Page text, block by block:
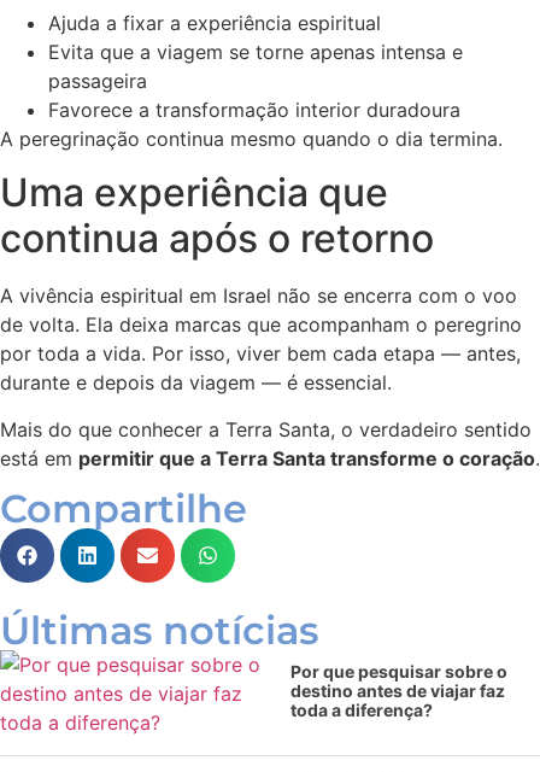
Ajuda a fixar a experiência espiritual
Evita que a viagem se torne apenas intensa e
passageira
Favorece a transformação interior duradoura
A peregrinação continua mesmo quando o dia termina.
Uma experiência que
continua após o retorno
A vivência espiritual em Israel não se encerra com o voo
de volta. Ela deixa marcas que acompanham o peregrino
por toda a vida. Por isso, viver bem cada etapa — antes,
durante e depois da viagem — é essencial.
Mais do que conhecer a Terra Santa, o verdadeiro sentido
está em permitir que a Terra Santa transforme o coração.
Compartilhe
Últimas notícias
Por que pesquisar sobre o
destino antes de viajar faz
toda a diferença?